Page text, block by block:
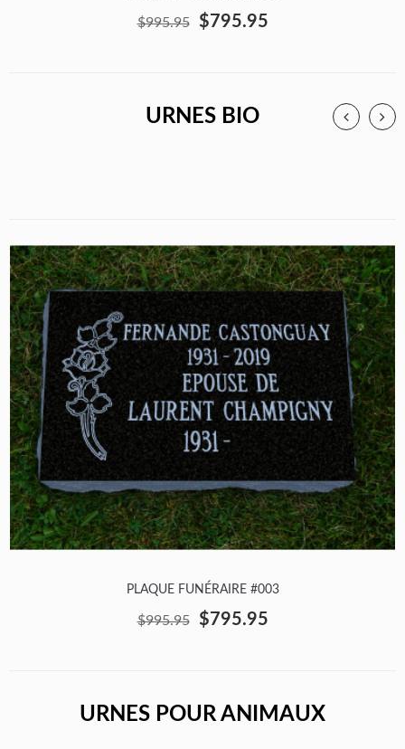
$995.95 $795.95
URNES BIO
PLAQUE FUNÉRAIRE #003
$995.95 $795.95
URNES POUR ANIMAUX